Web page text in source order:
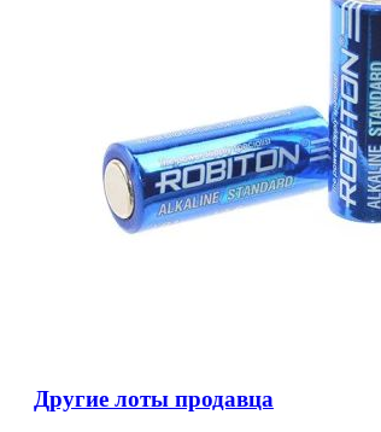
Другие лоты продавца